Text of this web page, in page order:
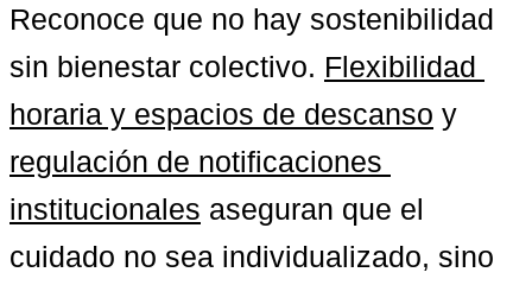
Reconoce que no hay sostenibilidad
sin bienestar colectivo. Flexibilidad
horaria y espacios de descanso
regulación de notificaciones
institucionales aseguran que el
cuidado no sea individualizado, sino